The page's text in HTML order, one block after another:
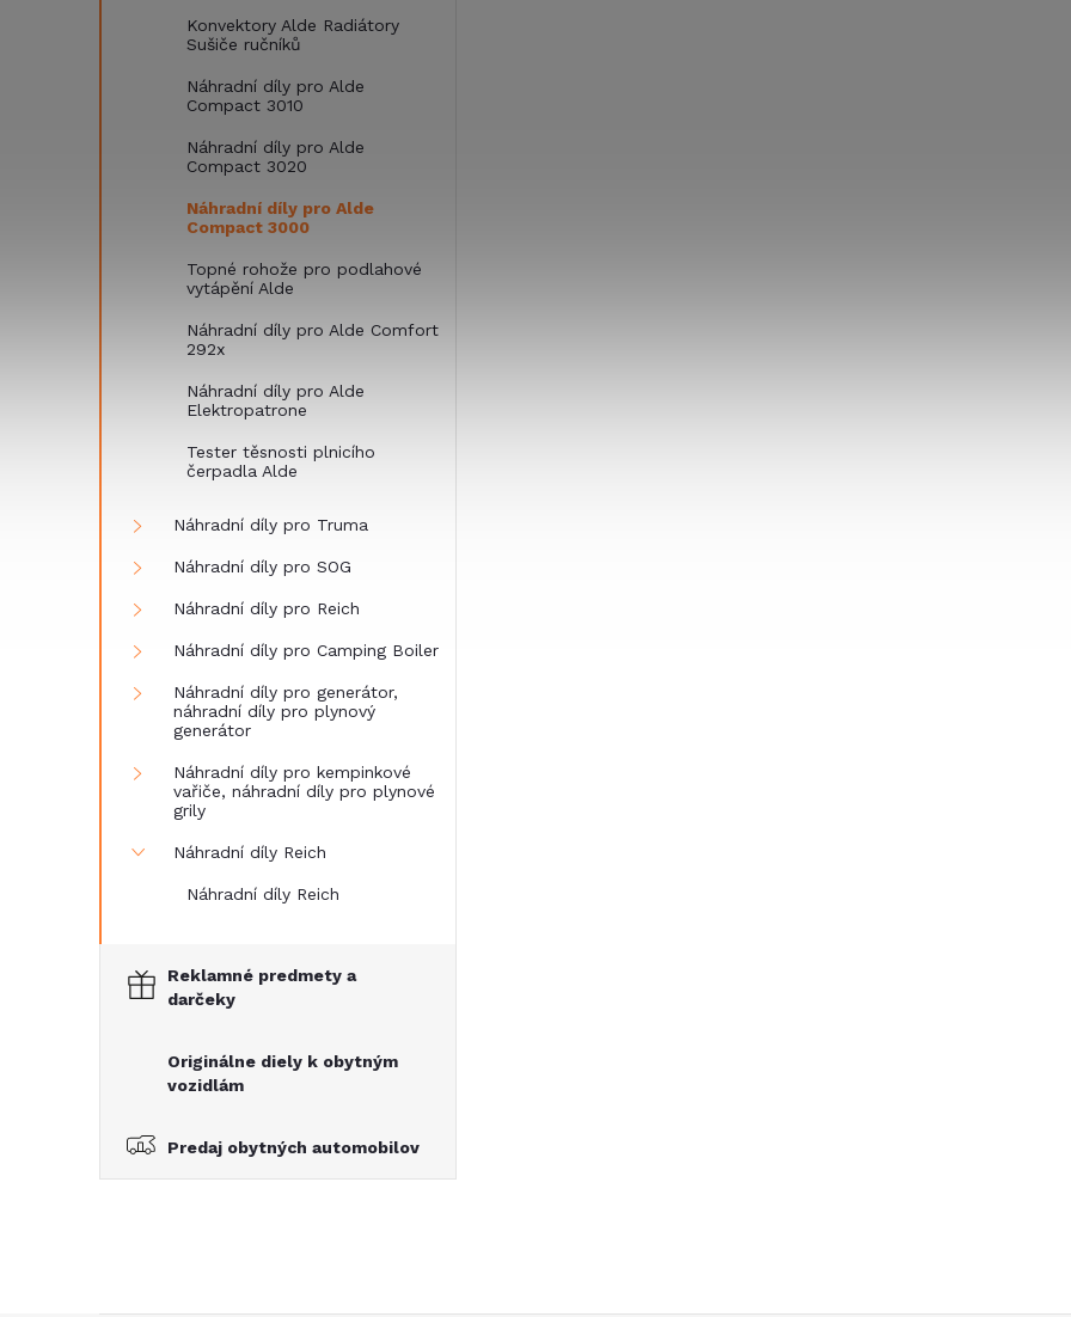
Konvektory Alde Radiátory
Sušiče ručníků
Náhradní díly pro Alde
Compact 3010
Náhradní díly pro Alde
Compact 3020
Náhradní díly pro Alde
Compact 3000
Topné rohože pro podlahové
vytápění Alde
Náhradní díly pro Alde Comfort
292x
Náhradní díly pro Alde
Elektropatrone
Tester těsnosti plnicího
čerpadla Alde
Náhradní díly pro Truma
Náhradní díly pro SOG
Náhradní díly pro Reich
Náhradní díly pro Camping Boiler
Náhradní díly pro generátor,
náhradní díly pro plynový
generátor
Náhradní díly pro kempinkové
vařiče, náhradní díly pro plynové
grily
Náhradní díly Reich
Náhradní díly Reich
Reklamné predmety a
darčeky
Originálne diely k obytným
vozidlám
Predaj obytných automobilov